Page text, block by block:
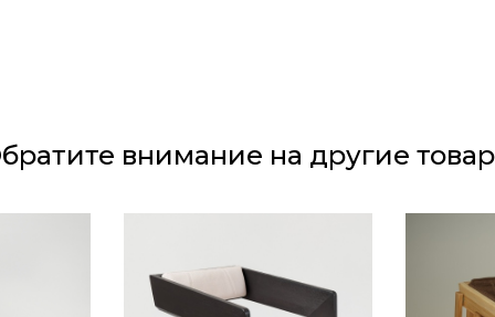
и постирать.внимание на другие